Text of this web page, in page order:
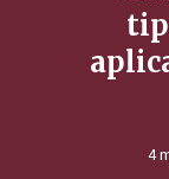
4